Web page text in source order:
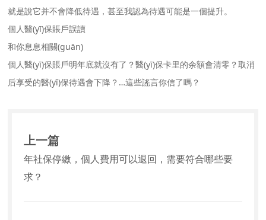
就是說它并不會降低待遇，甚至我認為待遇可能是一個提升。
個人醫(yī)保賬戶誤讀
和你息息相關(guān)
個人醫(yī)保賬戶明年底就沒有了？醫(yī)保卡里的余額會清零？取消
后享受的醫(yī)保待遇會下降？…這些謠言你信了嗎？
上一篇
年社保停繳，個人費用可以退回，需要符合哪些要
求？